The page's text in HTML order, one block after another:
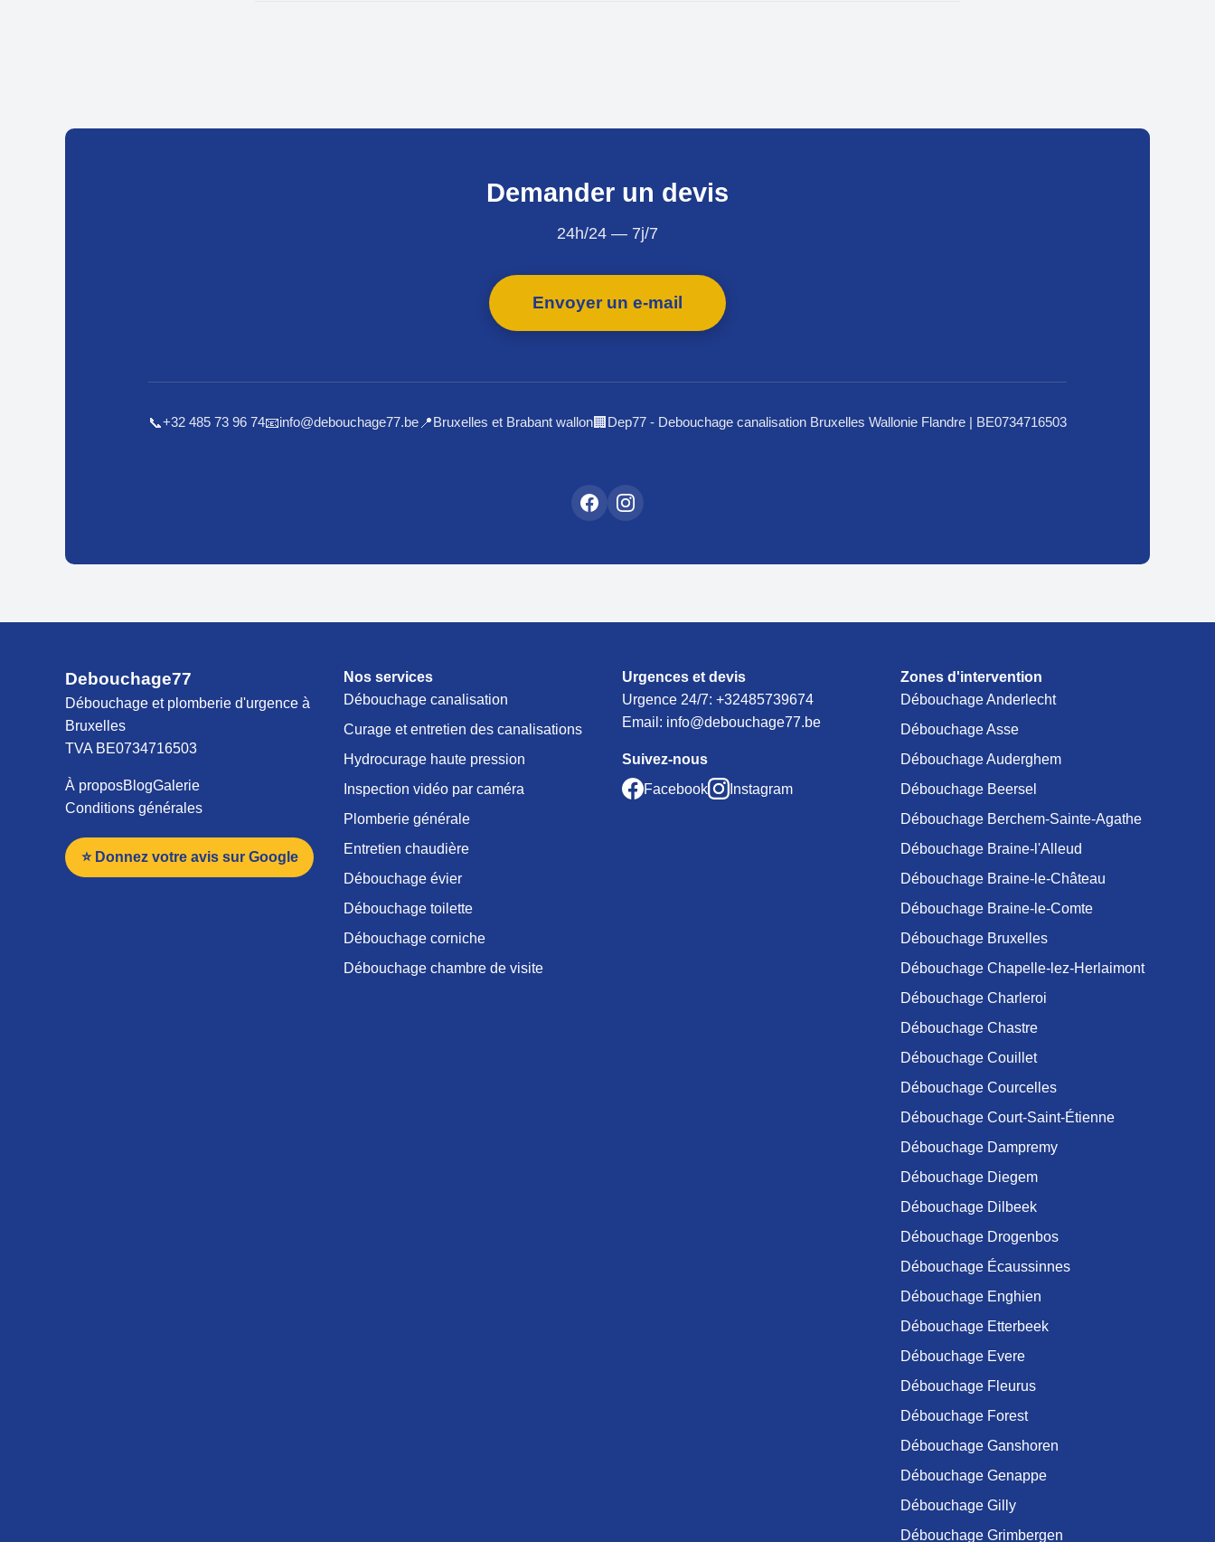
Demander un devis
24h/24 — 7j/7
Envoyer un e-mail
📞+32 485 73 96 74📧info@debouchage77.be 📍Bruxelles et Brabant wallon🏢 Dep77 - Debouchage canalisation Bruxelles Wallonie Flandre | BE0734716503
Debouchage77
Débouchage et plomberie d'urgence à
Bruxelles
TVA BE0734716503
À proposBlogGalerie
Conditions générales
⭐ Donnez votre avis sur Google
Nos services
Débouchage canalisation
Curage et entretien des canalisations
Hydrocurage haute pression
Inspection vidéo par caméra
Plomberie générale
Entretien chaudière
Débouchage évier
Débouchage toilette
Débouchage corniche
Débouchage chambre de visite
Urgences et devis
Urgence 24/7: +32485739674
Email: info@debouchage77.be
Suivez-nous
Facebook
Instagram
Zones d'intervention
Débouchage Anderlecht
Débouchage Asse
Débouchage Auderghem
Débouchage Beersel
Débouchage Berchem-Sainte-Agathe
Débouchage Braine-l'Alleud
Débouchage Braine-le-Château
Débouchage Braine-le-Comte
Débouchage Bruxelles
Débouchage Chapelle-lez-Herlaimont
Débouchage Charleroi
Débouchage Chastre
Débouchage Couillet
Débouchage Courcelles
Débouchage Court-Saint-Étienne
Débouchage Dampremy
Débouchage Diegem
Débouchage Dilbeek
Débouchage Drogenbos
Débouchage Écaussinnes
Débouchage Enghien
Débouchage Etterbeek
Débouchage Evere
Débouchage Fleurus
Débouchage Forest
Débouchage Ganshoren
Débouchage Genappe
Débouchage Gilly
Débouchage Grimbergen